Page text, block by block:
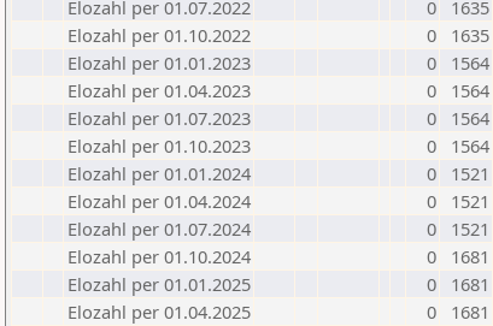
Elozahl per 01.07.2022
0
1635
Elozahl per 01.10.2022
0
1635
Elozahl per 01.01.2023
0
1564
Elozahl per 01.04.2023
0
1564
Elozahl per 01.07.2023
0
1564
Elozahl per 01.10.2023
0
1564
Elozahl per 01.01.2024
0
1521
Elozahl per 01.04.2024
0
1521
Elozahl per 01.07.2024
0
1521
Elozahl per 01.10.2024
0
1681
Elozahl per 01.01.2025
0
1681
Elozahl per 01.04.2025
0 1681